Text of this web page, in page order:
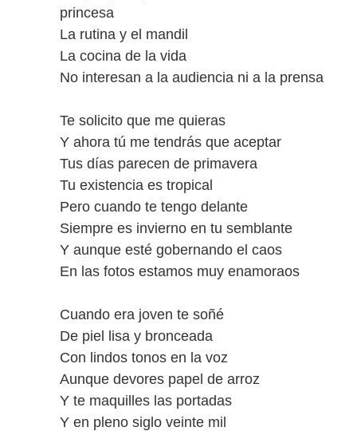
princesa
La rutina y el mandil
La cocina de la vida
No interesan a la audiencia ni a la prensa
Te solicito que me quieras
Y ahora tú me tendrás que aceptar
Tus días parecen de primavera
Tu existencia es tropical
Pero cuando te tengo delante
Siempre es invierno en tu semblante
Y aunque esté gobernando el caos
En las fotos estamos muy enamoraos
Cuando era joven te soñé
De piel lisa y bronceada
Con lindos tonos en la voz
Aunque devores papel de arroz
Y te maquilles las portadas
Y en pleno siglo veinte mil